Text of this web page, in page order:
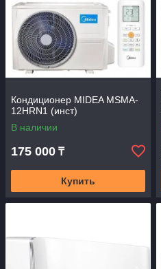
Кондиционер MIDEA MSMA-
12HRN1 (инст)
В наличии
175 000 ₸
Купить